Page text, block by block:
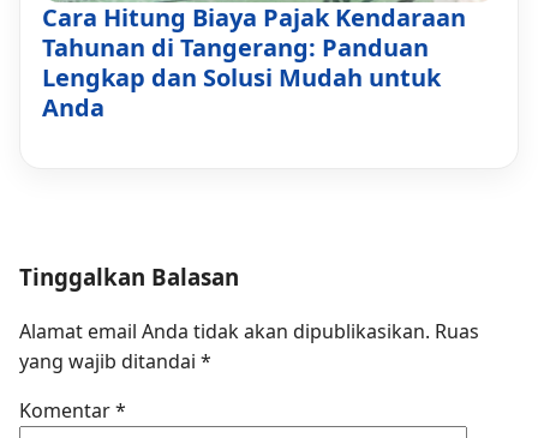
Cara Hitung Biaya Pajak Kendaraan
Tahunan di Tangerang: Panduan
Lengkap dan Solusi Mudah untuk
Anda
Tinggalkan Balasan
Alamat email Anda tidak akan dipublikasikan. Ruas
yang wajib ditandai *
Komentar*